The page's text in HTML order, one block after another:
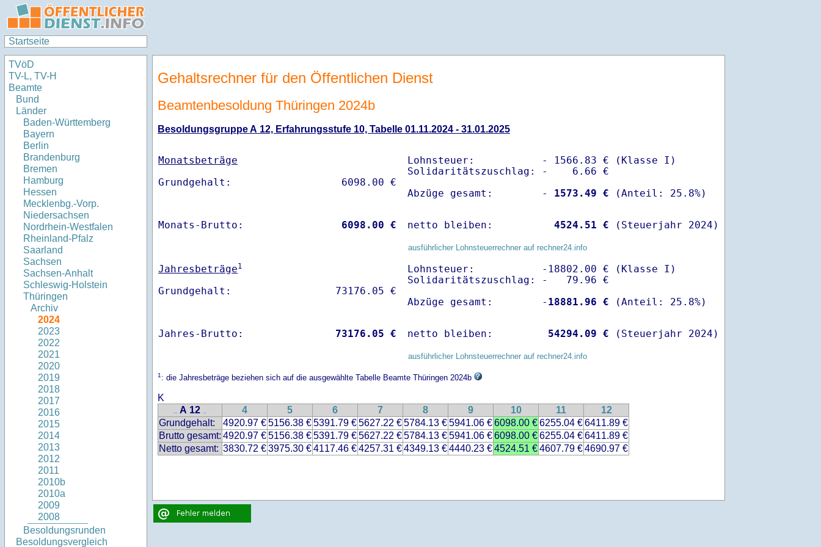
Startseite
TVöD
TV-L, TV-H
Beamte
Bund
Länder
Baden-Württemberg
Bayern
Berlin
Brandenburg
Bremen
Hamburg
Hessen
Mecklenbg.-Vorp.
Niedersachsen
Nordrhein-Westfalen
Rheinland-Pfalz
Saarland
Sachsen
Sachsen-Anhalt
Schleswig-Holstein
Thüringen
Archiv
2024
2023
2022
2021
2020
2019
2018
2017
2016
2015
2014
2013
2012
2011
2010b
2010a
2009
2008
Besoldungsrunden
Besoldungsvergleich
Gehaltsrechner für den Öffentlichen Dienst
Beamtenbesoldung Thüringen 2024b
Besoldungsgruppe A 12, Erfahrungsstufe 10, Tabelle 01.11.2024 - 31.01.2025
Monatsbeträge
Lohnsteuer:           - 1566.83 € (Klasse I)
Solidaritätszuschlag: -    6.66 €
Abzüge gesamt:        -
1573.49 €
Monats-Brutto: 6098.00 € netto bleiben: 4524.51 € (Steuerjahr 2024)
ausführlicher Lohnsteuerrechner auf rechner24.info
Jahresbeträge1
Lohnsteuer:           -18802.00 € (Klasse I)
Solidaritätszuschlag: -   79.96 €
Abzüge gesamt:        - 18881.96 €
Jahres-Brutto: 73176.05 € netto bleiben: 54294.09 € (Steuerjahr 2024)
ausführlicher Lohnsteuerrechner auf rechner24.info
1: die Jahresbeträge beziehen sich auf die ausgewählte Tabelle Beamte Thüringen 2024b
K
.. A 12 .. 4 5 6 7 8 9 10 11
12
Grundgehalt:
4920.97 €5156.38 €5391.79 €5627.22 €5784.13 €5941.06 €6098.00 €6255.04 €6411.89 €
Brutto gesamt: 4920.97 €5156.38 €5391.79 €5627.22 €5784.13 €5941.06 €6098.00 €6255.04 €6411.89 €
Netto gesamt: 3830.72 €3975.30 €4117.46 €4257.31 €4349.13 €4440.23 €4524.51 €4607.79 €4690.97 €